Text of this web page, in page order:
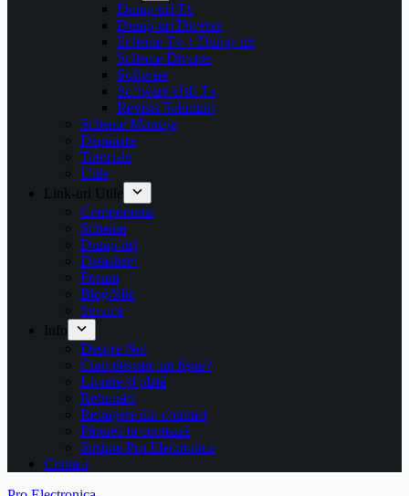
Dump-uri Tv
Dump-uri Diverse
Scheme Tv + Dump-uri
Scheme Diverse
Software
Software Usb Tv
Revista Tehnium
Scheme Montaje
Depanare
Tutoriale
Utile
Link-uri Utile
Componente
Scheme
Dump-uri
Datasheet
Forum
Blog/Site
Service
Info
Despre Noi
Cum descarc un fişier?
Livrare și plată
Returnări
Retragere din contract
Părerea ta contează
Susține Pro Electronica
Contact